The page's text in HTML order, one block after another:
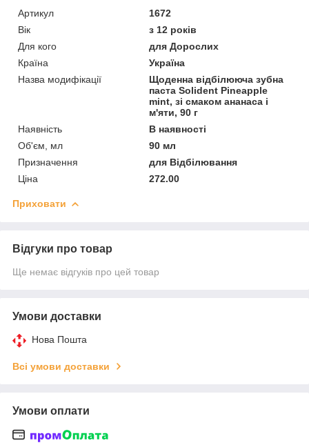
Артикул
1672
Вік
з 12 років
Для кого
для Дорослих
Країна
Україна
Назва модифікації
Щоденна відбілююча зубна
паста Solident Pineapple
mint, зі смаком ананаса і
м'яти, 90 г
Наявність
В наявності
Об'єм, мл
90 мл
Призначення
для Відбілювання
Ціна
272.00
Приховати
Відгуки про товар
Ще немає відгуків про цей товар
Умови доставки
Нова Пошта
Всі умови доставки
Умови оплати